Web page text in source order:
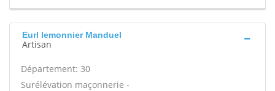
Eurl lemonnier Manduel
Artisan
Département: 30
Surélévation maçonnerie -